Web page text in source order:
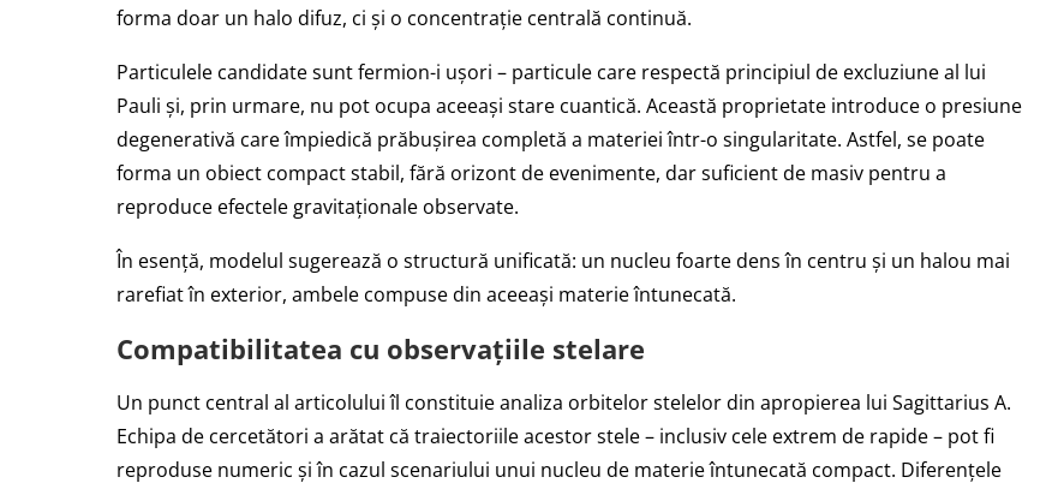
forma doar un halo difuz, ci și o concentrație centrală continuă.
Particulele candidate sunt fermion-i ușori – particule care respectă principiul de excluziune al lui
Pauli și, prin urmare, nu pot ocupa aceeași stare cuantică. Această proprietate introduce o presiune
degenerativă care împiedică prăbușirea completă a materiei într-o singularitate. Astfel, se poate
forma un obiect compact stabil, fără orizont de evenimente, dar suficient de masiv pentru a
reproduce efectele gravitaționale observate.
În esență, modelul sugerează o structură unificată: un nucleu foarte dens în centru și un halou mai
rarefiat în exterior, ambele compuse din aceeași materie întunecată.
Compatibilitatea cu observațiile stelare
Un punct central al articolului îl constituie analiza orbitelor stelelor din apropierea lui Sagittarius A.
Echipa de cercetători a arătat că traiectoriile acestor stele – inclusiv cele extrem de rapide – pot fi
reproduse numeric și în cazul scenariului unui nucleu de materie întunecată compact. Diferențele